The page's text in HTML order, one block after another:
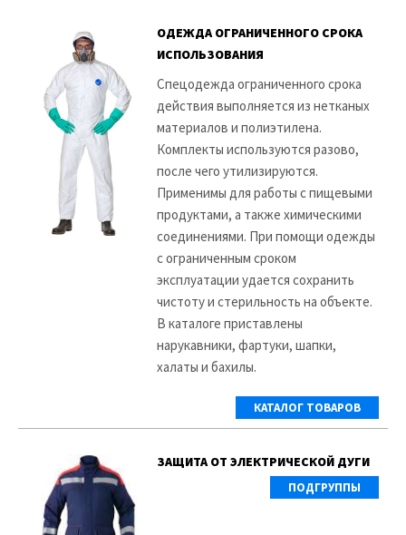
ОДЕЖДА ОГРАНИЧЕННОГО СРОКА
ИСПОЛЬЗОВАНИЯ
Спецодежда ограниченного срока
действия выполняется из нетканых
материалов и полиэтилена.
Комплекты используются разово,
после чего утилизируются.
Применимы для работы с пищевыми
продуктами, а также химическими
соединениями. При помощи одежды
с ограниченным сроком
эксплуатации удается сохранить
чистоту и стерильность на объекте.
В каталоге приставлены
нарукавники, фартуки, шапки,
халаты и бахилы.
КАТАЛОГ ТОВАРОВ
ЗАЩИТА ОТ ЭЛЕКТРИЧЕСКОЙ ДУГИ
ПОДГРУППЫ